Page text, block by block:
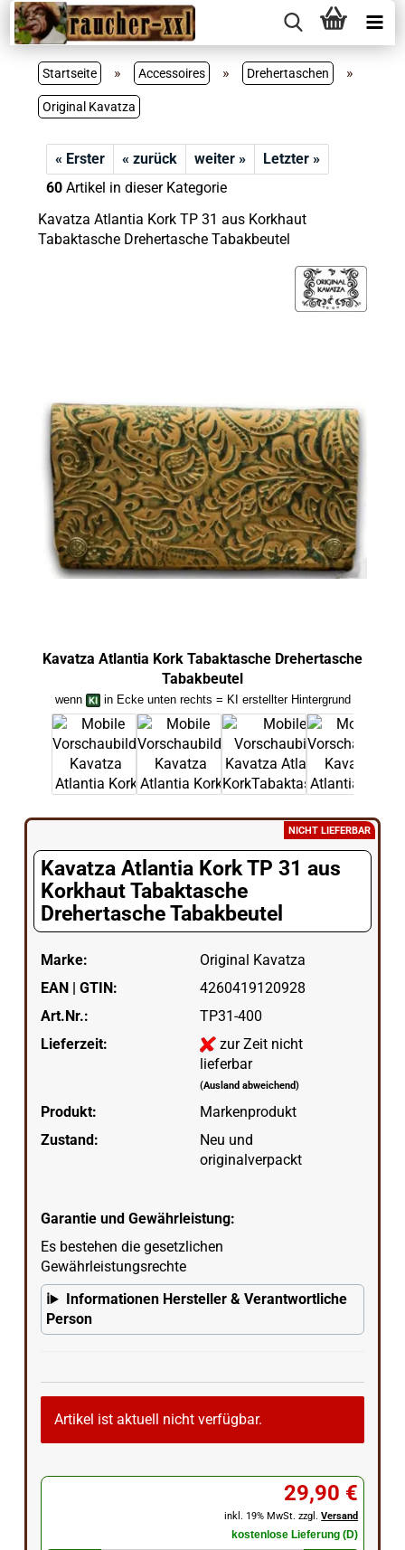
Startseite » Accessoires » Drehertaschen »
Original Kavatza
« Erster « zurück weiter »
Letzter »
60Artikel in dieser Kategorie
Kavatza Atlantia Kork TP 31 aus Korkhaut
Tabaktasche Drehertasche Tabakbeutel
Kavatza Atlantia Kork Tabaktasche Drehertasche
Tabakbeutel
wenn in Ecke unten rechts = KI erstellter Hintergrund
NICHT LIEFERBAR
Kavatza Atlantia Kork TP 31 aus
Korkhaut Tabaktasche
Drehertasche Tabakbeutel
Marke:
Original Kavatza
EAN | GTIN:
4260419120928
Art.Nr.:
TP31-400
Lieferzeit:
zur Zeit nicht
lieferbar
(Ausland abweichend)
Produkt:
Markenprodukt
Zustand:
Neu und
originalverpackt
Garantie und Gewährleistung:
Es bestehen die gesetzlichen
Gewährleistungsrechte
Informationen Hersteller & Verantwortliche
Person
Artikel ist aktuell nicht verfügbar.
29,90 €
inkl. 19% MwSt. zzgl.Versand
kostenlose Lieferung (D)